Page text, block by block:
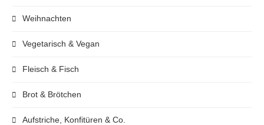
Weihnachten
Vegetarisch & Vegan
Fleisch & Fisch
Brot & Brötchen
Aufstriche, Konfitüren & Co.